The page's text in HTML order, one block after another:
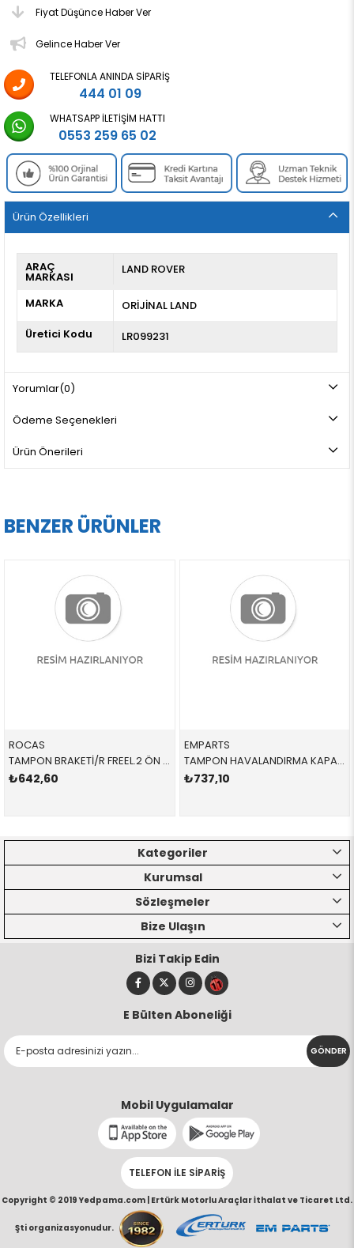
Fiyat Düşünce Haber Ver
Gelince Haber Ver
TELEFONLA ANINDA SIPARIŞ
444 01 09
WHATSAPP İLETIŞIM HATTI
0553 259 65 02
Ürün Özellikleri
ARAÇ
MARKASI
LAND ROVER
MARKA
ORİJİNAL LAND
Üretici Kodu
LR099231
Yorumlar(0)
Ödeme Seçenekleri
Ürün Önerileri
BENZER ÜRÜNLER
ROCAS
TAMPON BRAKETİ/R FREEL.2 ÖN LR029748R LR029748 LR029748
₺642,60
EMPARTS
TAMPON HAVALANDIRMA KAPAĞI / R 51748079722 51748079722 51748079722 G20
₺737,10
Kategoriler
Kurumsal
Sözleşmeler
Bize Ulaşın
Bizi Takip Edin
E Bülten Aboneliği
GÖNDER
Mobil Uygulamalar
TELEFON İLE SİPARİŞ
Copyright © 2019 Yedpama.com | Ertürk Motorlu Araçlar İthalat ve Ticaret Ltd.
Şti organizasyonudur.